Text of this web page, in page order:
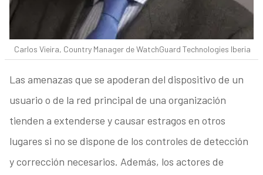
Carlos Vieira, Country Manager de WatchGuard Technologies Iberia
Las amenazas que se apoderan del dispositivo de un
usuario o de la red principal de una organización
tienden a extenderse y causar estragos en otros
lugares si no se dispone de los controles de detección
y corrección necesarios. Además, los actores de